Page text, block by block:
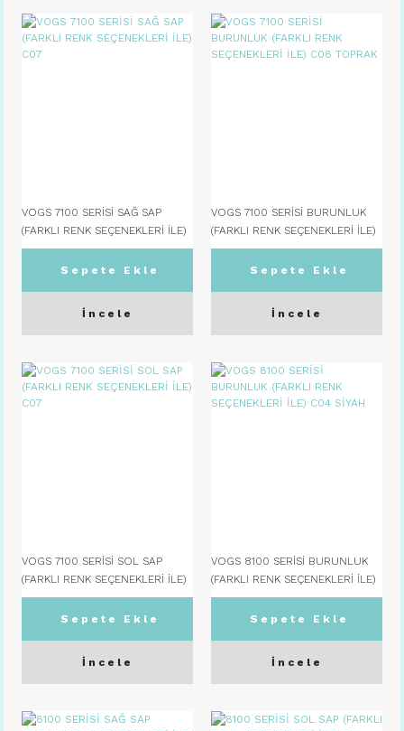
VOGS 7100 SERİSİ SAĞ SAP
(FARKLI RENK SEÇENEKLERİ İLE)
C07
Sepete Ekle
İncele
VOGS 7100 SERİSİ BURUNLUK
(FARKLI RENK SEÇENEKLERİ İLE)
C08 TOPRAK
Sepete Ekle
İncele
VOGS 7100 SERİSİ SOL SAP
(FARKLI RENK SEÇENEKLERİ İLE)
C07
Sepete Ekle
İncele
VOGS 8100 SERİSİ BURUNLUK
(FARKLI RENK SEÇENEKLERİ İLE)
C04 SİYAH
Sepete Ekle
İncele